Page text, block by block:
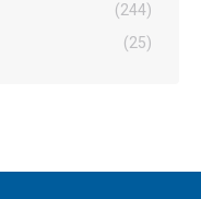
(244)
(25)